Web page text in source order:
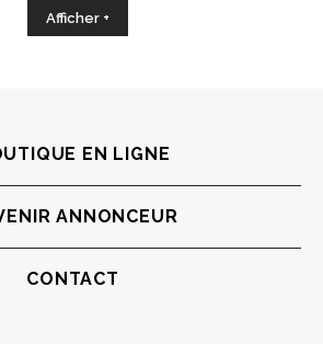
Afficher +
EN LIGNE
ANNONCEUR
CONTACT